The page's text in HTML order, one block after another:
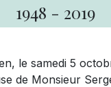
1948 - 2019
le samedi 5
de Monsieur